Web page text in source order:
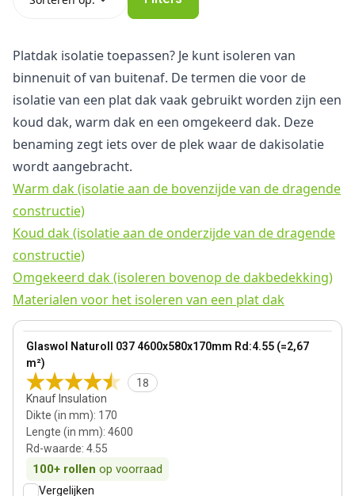
Platdak isolatie toepassen? Je kunt isoleren van
binnenuit of van buitenaf. De termen die voor de
isolatie van een plat dak vaak gebruikt worden zijn een
koud dak, warm dak en een omgekeerd dak. Deze
benaming zegt iets over de plek waar de dakisolatie
wordt aangebracht.
Warm dak (isolatie aan de bovenzijde van de dragende
constructie)
Koud dak (isolatie aan de onderzijde van de dragende
constructie)
Omgekeerd dak (isoleren bovenop de dakbedekking)
Materialen voor het isoleren van een plat dak
Bestseller
170 mm
Glaswol Naturoll 037 4600x580x170mm Rd:4.55 (=2,67
m²)
18
Knauf Insulation
Dikte (in mm): 170
Lengte (in mm): 4600
Rd-waarde: 4.55
100+ rollen op voorraad
View product
Vergelijken